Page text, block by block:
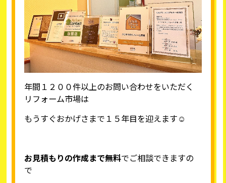
年間１２００件以上のお問い合わせをいただく
リフォーム市場は
もうすぐおかげさまで１５年目を迎えます☺
お見積もりの作成まで無料でご相談できますの
で